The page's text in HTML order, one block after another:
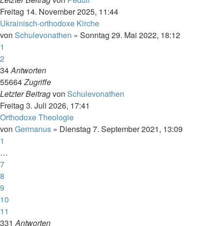
Freitag 14. November 2025, 11:44
Ukrainisch-orthodoxe Kirche
von Schulevonathen » Sonntag 29. Mai 2022, 18:12
1
2
34Antworten
55664Zugriffe
Letzter Beitragvon Schulevonathen
Freitag 3. Juli 2026, 17:41
Orthodoxe Theologie
von Germanus » Dienstag 7. September 2021, 13:09
1
…
7
8
9
10
11
331Antworten